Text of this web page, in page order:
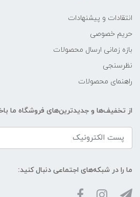
انتقادات و پیشنهادات
حریم خصوصی
بازه زمانی ارسال محصولات
نظرسنجی
راهنمای محصولات
از تخفیف‌ها و جدیدترین‌های فروشگاه ما
ما را در شبکه‌های اجتماعی دنبال کنید: